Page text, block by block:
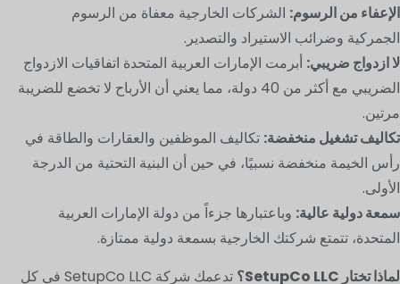
الإعفاء من الرسوم: الشركات الخارجية معفاة من الرسوم
الجمركية وضرائب الاستيراد والتصدير.
لا ازدواج ضريبي: أبرمت الإمارات العربية المتحدة اتفاقيات الازدواج
الضريبي مع أكثر من 40 دولة، مما يعني أن الأرباح لا تخضع للضريبة
مرتين.
تكاليف تشغيل منخفضة: تكاليف الموظفين والعقارات والطاقة في
رأس الخيمة منخفضة نسبيًا، في حين أن البنية التحتية من الدرجة
الأولى.
سمعة دولية عالية: وباعتبارها جزءاً من دولة الإمارات العربية
المتحدة، تتمتع شركتك الخارجية بسمعة دولية ممتازة.
لماذا تختار SetupCo LLC؟
تدعمك شركة SetupCo LLC في كل